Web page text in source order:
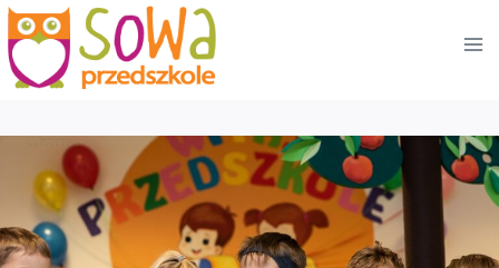
Przejdź
do
treści